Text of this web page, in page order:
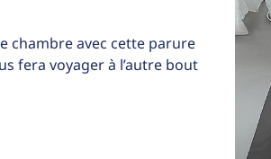
chambre avec cette parure
fera voyager à l’autre bout